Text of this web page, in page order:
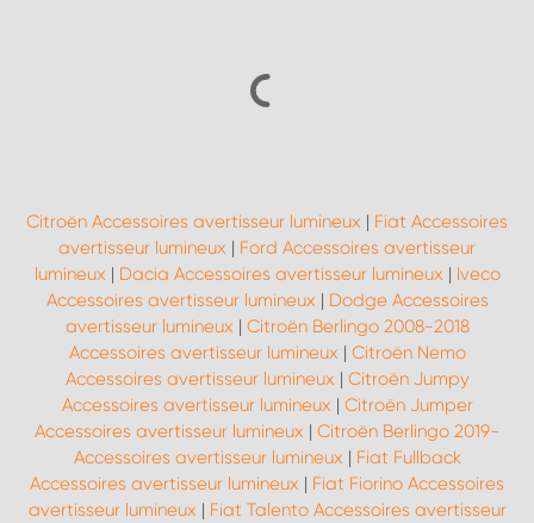
Citroën Accessoires avertisseur lumineux | Fiat Accessoires
avertisseur lumineux | Ford Accessoires avertisseur
lumineux | Dacia Accessoires avertisseur lumineux | Iveco
Accessoires avertisseur lumineux | Dodge Accessoires
avertisseur lumineux | Citroën Berlingo 2008-2018
Accessoires avertisseur lumineux | Citroën Nemo
Accessoires avertisseur lumineux | Citroën Jumpy
Accessoires avertisseur lumineux | Citroën Jumper
Accessoires avertisseur lumineux | Citroën Berlingo 2019-
Accessoires avertisseur lumineux | Fiat Fullback
Accessoires avertisseur lumineux | Fiat Fiorino Accessoires
avertisseur lumineux | Fiat Talento Accessoires avertisseur